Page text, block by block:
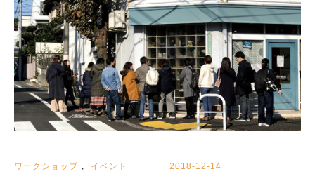
ワークショップ , イベント 2018-12-14